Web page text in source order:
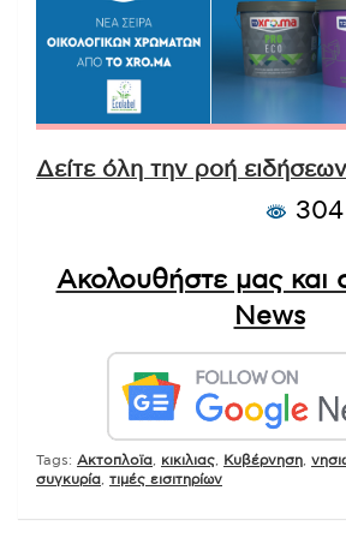
Δείτε όλη την ροή ειδήσεων
Ακολουθήστε μας και
News
Tags: Ακτοπλοϊα κικιλιας Κυβέρνηση
συγκυρία τιμές εισιτηρίων